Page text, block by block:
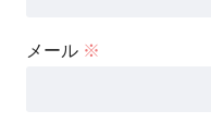
メール ※